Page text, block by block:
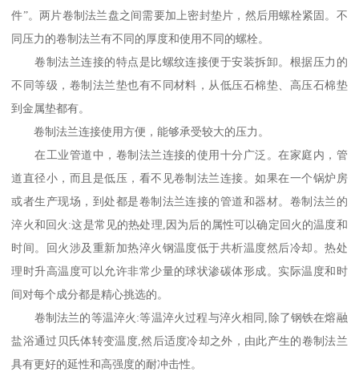
件”。两片卷制法兰盘之间需要加上密封垫片，然后用螺栓紧固。不
同压力的卷制法兰有不同的厚度和使用不同的螺栓。
卷制法兰连接的特点是比螺纹连接便于安装拆卸。根据压力的
不同等级，卷制法兰垫也有不同材料，从低压石棉垫、高压石棉垫
到金属垫都有。
卷制法兰连接使用方便，能够承受较大的压力。
在工业管道中，卷制法兰连接的使用十分广泛。在家庭内，管
道直径小，而且是低压，看不见卷制法兰连接。如果在一个锅炉房
或者生产现场，到处都是卷制法兰连接的管道和器材。卷制法兰的
淬火和回火:这是常见的热处理,因为后的属性可以确定回火的温度和
时间。回火涉及重新加热淬火钢温度低于共析温度然后冷却。热处
理时升高温度可以允许非常少量的球状渗碳体形成。实际温度和时
间对每个成分都是精心挑选的。
卷制法兰的等温淬火:等温淬火过程与淬火相同,除了钢铁在熔融
盐浴通过贝氏体转变温度,然后适度冷却之外，由此产生的卷制法兰
具有更好的延性和高强度的耐冲击性。